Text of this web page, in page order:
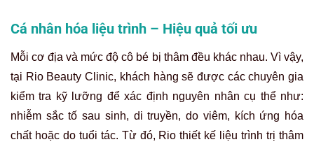
Cá nhân hóa liệu trình – Hiệu quả tối ưu
Mỗi cơ địa và mức độ cô bé bị thâm đều khác nhau. Vì vậy,
tại Rio Beauty Clinic, khách hàng sẽ được các chuyên gia
kiểm tra kỹ lưỡng để xác định nguyên nhân cụ thể như:
nhiễm sắc tố sau sinh, di truyền, do viêm, kích ứng hóa
chất hoặc do tuổi tác. Từ đó, Rio thiết kế liệu trình trị thâm